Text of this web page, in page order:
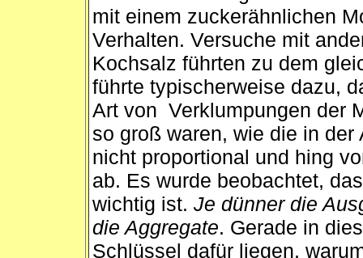
mit einem zuckerähnlichen
Verhalten. Versuche mit
Kochsalz führten zu dem
führte typischerweise dazu,
Art von Verklumpungen der
so groß waren, wie die in
nicht proportional und hing
ab. Es wurde beobachtet,
wichtig ist. Je dünner die
die Aggregate. Gerade in
Schlüssel dafür liegen,